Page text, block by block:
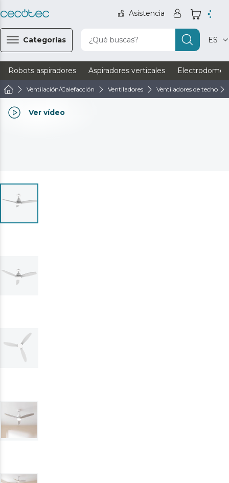
Asistencia
Categorías ¿Qué buscas? ES
Robots aspiradores Aspiradores verticales
Ventilación/Calefacción Ventiladores Ventiladores de techo
Ver vídeo